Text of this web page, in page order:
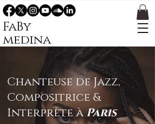
FaBy
medina
Chanteuse de Jazz,
Compositrice &
Interprète àParis